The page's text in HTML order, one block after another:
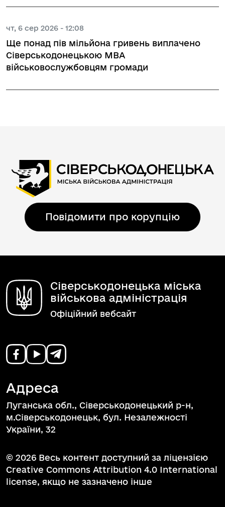
чт, 6 сер 2026 - 12:08
Ще понад пів мільйона гривень виплачено
Сіверськодонецькою МВА
військовослужбовцям громади
Повідомити про корупцію
Сіверськодонецька міська
військова адміністрація
Офіційний вебсайт
Адреса
Луганська обл., Сіверськодонецький р-н,
м.Сіверськодонецьк, бул. Незалежності
України, 32
© 2026 Весь контент доступний за ліцензією
Creative Commons Attribution 4.0 International
license, якщо не зазначено інше